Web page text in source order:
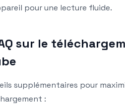
pour une lecture fluide.
sur le
supplémentaires pour
: